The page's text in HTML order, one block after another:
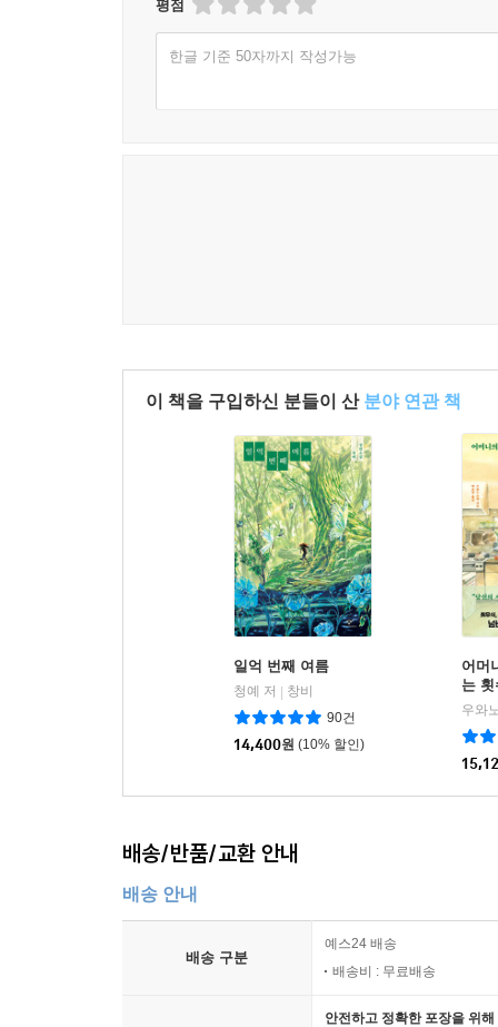
평점
한글 기준 50자까지 작성가능
이 책을 구입하신 분들이 산 분야 연관 책
일억 번째 여름
청예 저
창비
90건
14,400원 (10% 할인)
어머
는
다
우와
배송/반품/교환 안내
배송 안내
배송 구분
예스24 배송
배송비 : 무료배송
안전하고 정확한 포장을 위